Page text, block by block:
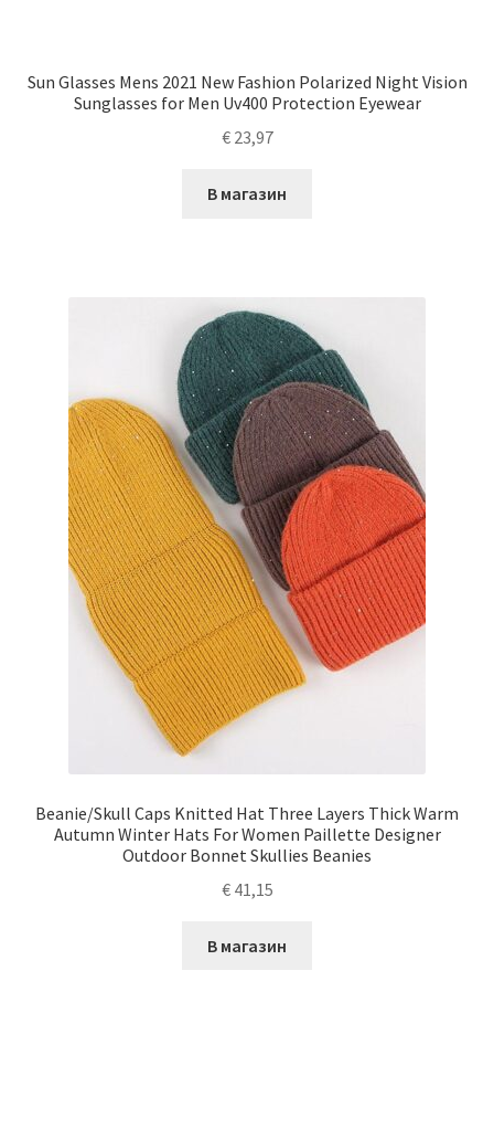
Sun Glasses Mens 2021 New Fashion Polarized Night Vision
Sunglasses for Men Uv400 Protection Eyewear
€23,97
В магазин
Beanie/Skull Caps Knitted Hat Three Layers Thick Warm
Autumn Winter Hats For Women Paillette Designer
Outdoor Bonnet Skullies Beanies
€41,15
В магазин